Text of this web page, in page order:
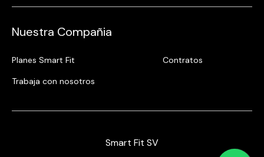
Nuestra Compañia
Planes Smart Fit
Contratos
Trabaja con nosotros
Smart Fit SV